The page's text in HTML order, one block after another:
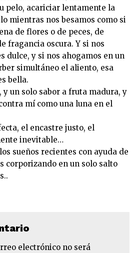
pelo, acariciar lentamente la
mientras nos besamos como si
de flores o de peces, de
fragancia oscura. Y si nos
dulce, y si nos ahogamos en un
simultáneo el aliento, esa
bella.
y un solo sabor a fruta madura, y
mí como una luna en el
el encastre justo, el
inevitable…
sueños recientes con ayuda de
corporizando en un solo salto
electrónico no será